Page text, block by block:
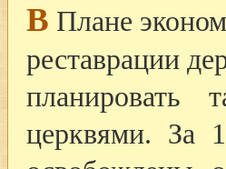
В Плане
реставрации
планировать
церквями. За